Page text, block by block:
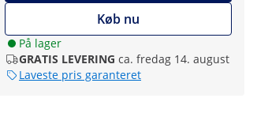
Køb nu
På lager
GRATIS LEVERING ca. fredag 14. august
Laveste pris garanteret